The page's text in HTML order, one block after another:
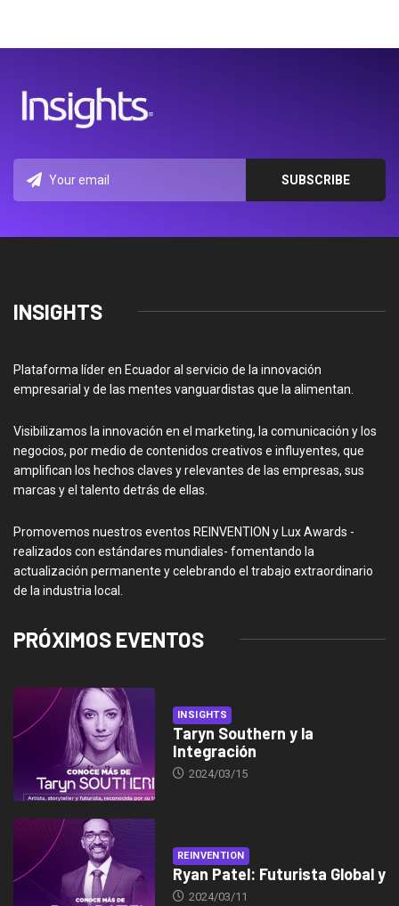
INSIGHTS
Plataforma líder en Ecuador al servicio de la innovación
empresarial y de las mentes vanguardistas que la alimentan.
Visibilizamos la innovación en el marketing, la comunicación y los
negocios, por medio de contenidos creativos e influyentes, que
amplifican los hechos claves y relevantes de las empresas, sus
marcas y el talento detrás de ellas.
Promovemos nuestros eventos REINVENTION y Lux Awards -
realizados con estándares mundiales- fomentando la
actualización permanente y celebrando el trabajo extraordinario
de la industria local.
PRÓXIMOS EVENTOS
INSIGHTS
Taryn Southern y la
Integración
2024/03/15
REINVENTION
Ryan Patel: Futurista Global y
2024/03/11